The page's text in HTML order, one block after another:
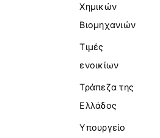
Χημικών
Βιομηχανιών
Τιμές
ενοικίων
Τράπεζα της
Ελλάδος
Υπουργείο